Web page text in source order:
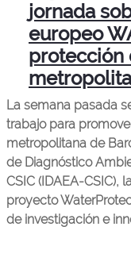
jornada
europeo
protección
La semana pasada
trabajo para
metropolitana de
de Diagnóstico
CSIC (IDAEA-CSIC),
proyecto
de investigación e